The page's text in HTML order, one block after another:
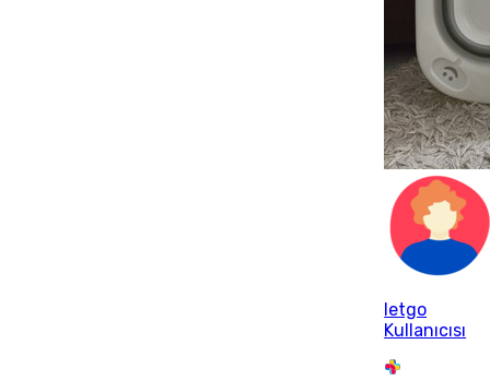
letgo
Kullanıcısı